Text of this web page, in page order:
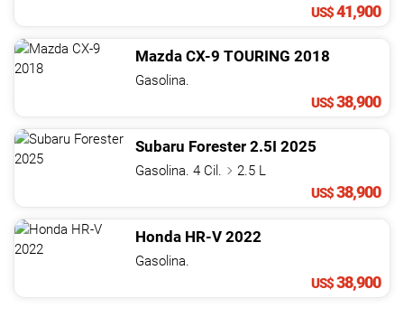
US$41,900
Mazda CX-9 TOURING 2018
Gasolina.
US$38,900
Subaru Forester 2.5I 2025
Gasolina. 4 Cil.
2.5 L
US$38,900
Honda HR-V 2022
Gasolina.
US$38,900